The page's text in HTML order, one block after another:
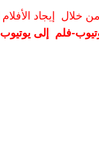
خلال إيجاد الأفلام
فلم إلى